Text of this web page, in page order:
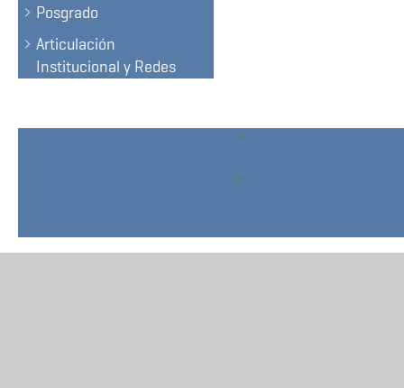
Posgrado
Articulación
Institucional y Redes